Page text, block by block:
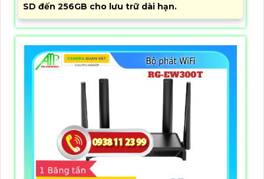
SD đến 256GB cho lưu trữ dài hạn.